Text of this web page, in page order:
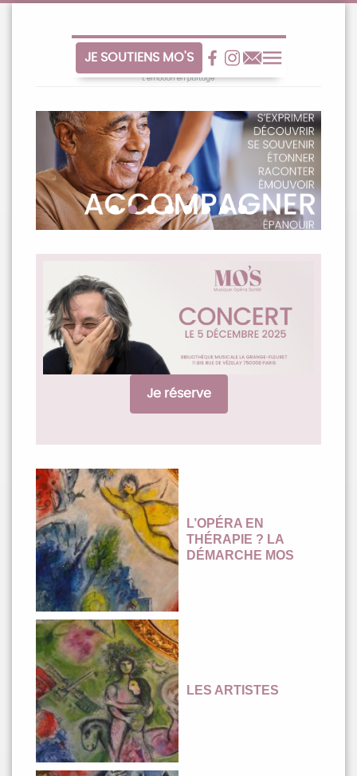
JE SOUTIENS MO'S
Facebook
Facebook
Contact
Menu
Je réserve
L’OPÉRA EN
THÉRAPIE ? LA
DÉMARCHE MOS
LES ARTISTES